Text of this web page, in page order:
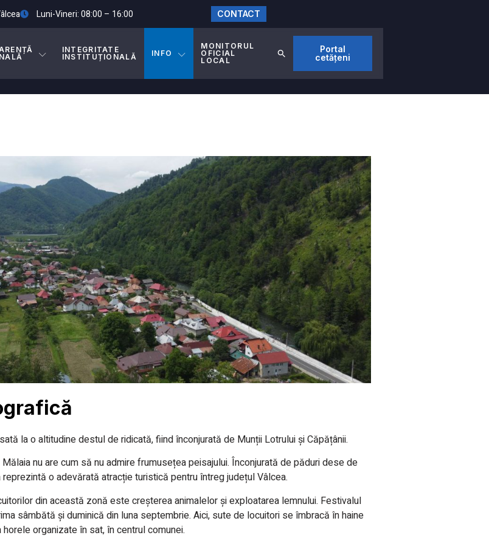
Luni-Vineri: 08:00 – 16:00 CONTACT
INTEGRITATE
INSTITUȚIONALĂ
INFO
MONITORUL
OFICIAL
LOCAL
Portal
cetățeni
la o altitudine destul de ridicată, fiind înconjurată de Munții Lotrului și Căpățânii.
nu are cum să nu admire frumusețea peisajului. Înconjurată de păduri dese de
o adevărată atracție turistică pentru întreg județul Vâlcea.
din această zonă este creșterea animalelor și exploatarea lemnului. Festivalul
sâmbătă și duminică din luna septembrie. Aici, sute de locuitori se îmbracă în haine
organizate în sat, în centrul comunei.